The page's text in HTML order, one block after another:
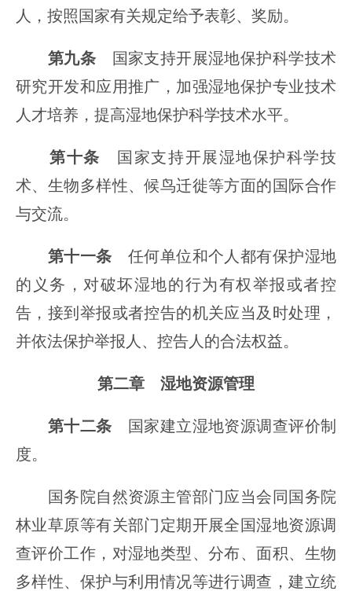
人，按照国家有关规定给予表彰、奖励。
第九条 国家支持开展湿地保护科学技术
研究开发和应用推广，加强湿地保护专业技术
人才培养，提高湿地保护科学技术水平。
第十条 国家支持开展湿地保护科学技
术、生物多样性、候鸟迁徙等方面的国际合作
与交流。
第十一条 任何单位和个人都有保护湿地
的义务，对破坏湿地的行为有权举报或者控
告，接到举报或者控告的机关应当及时处理，
并依法保护举报人、控告人的合法权益。
第二章 湿地资源管理
第十二条 国家建立湿地资源调查评价制
度。
国务院自然资源主管部门应当会同国务院
林业草原等有关部门定期开展全国湿地资源调
查评价工作，对湿地类型、分布、面积、生物
多样性、保护与利用情况等进行调查，建立统